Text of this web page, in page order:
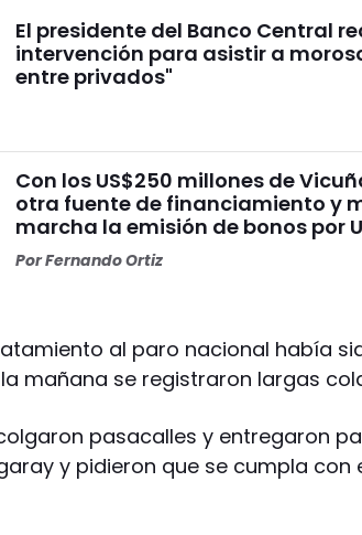
El presidente del Banco Central
intervención para asistir a
entre privados"
Con los US$250 millones de
otra fuente de financiamiento y
marcha la emisión de bonos por
PorFernando Ortiz
al paro nacional había
mañana se registraron largas
pasacalles y entregaron
y pidieron que se cumpla con